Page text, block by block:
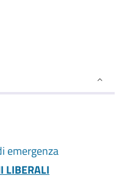
emergenza
LIBERALI